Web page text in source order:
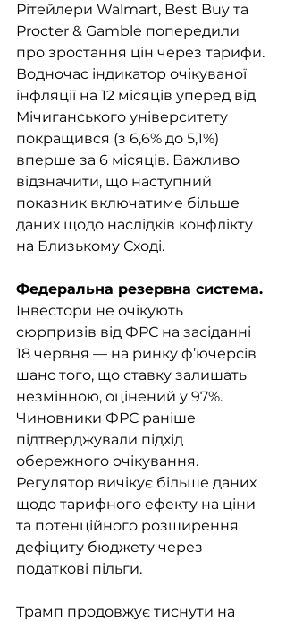
Рітейлери Walmart, Best Buy та
Procter & Gamble попередили
про зростання цін через тарифи.
Водночас індикатор очікуваної
інфляції на 12 місяців уперед від
Мічиганського університету
покращився (з 6,6% до 5,1%)
вперше за 6 місяців. Важливо
відзначити, що наступний
показник включатиме більше
даних щодо наслідків конфлікту
на Близькому Сході.
Федеральна резервна система.
Інвестори не очікують
сюрпризів від ФРС на засіданні
18 червня — на ринку ф’ючерсів
шанс того, що ставку залишать
незмінною, оцінений у 97%.
Чиновники ФРС раніше
підтверджували підхід
обережного очікування.
Регулятор вичікує більше даних
щодо тарифного ефекту на ціни
та потенційного розширення
дефіциту бюджету через
податкові пільги.
Трамп продовжує тиснути на